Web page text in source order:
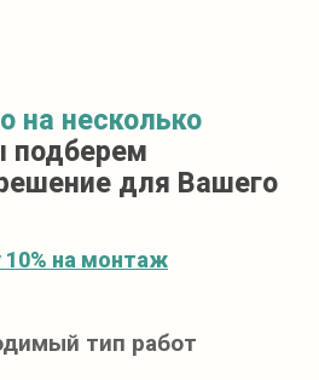
на несколько
подберем
для Вашего
на монтаж
тип работ